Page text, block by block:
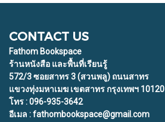
CONTACT US
Fathom Bookspace
ร้านหนังสือ และพื้นที่เรียนรู้
572/3 ซอยสาทร 3 (สวนพลู) ถนนสาทร
แขวงทุ่งมหาเมฆ เขตสาทร กรุงเทพฯ 10120
โทร : 096-935-3642
อีเมล : fathombookspace@gmail.com